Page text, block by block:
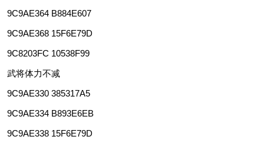
9C9AE364 B884E607
9C9AE368 15F6E79D
9C8203FC 10538F99
武将体力不减
9C9AE330 385317A5
9C9AE334 B893E6EB
9C9AE338 15F6E79D